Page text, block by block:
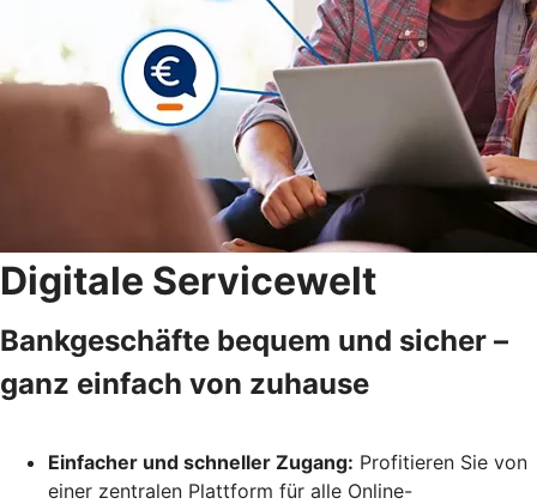
Digitale Servicewelt
Bankgeschäfte bequem und sicher –
ganz einfach von zuhause
Einfacher und schneller Zugang: Profitieren Sie von
einer zentralen Plattform für alle Online-